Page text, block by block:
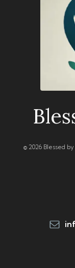
© 2026 Blessed